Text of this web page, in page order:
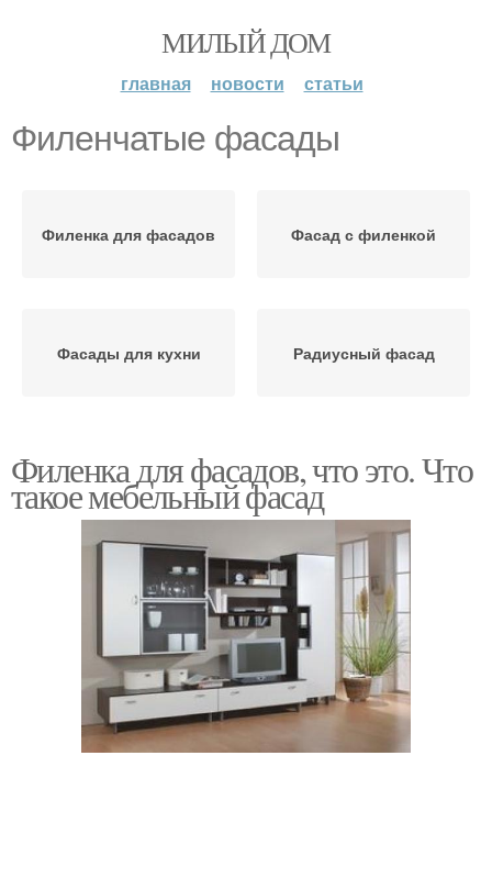
МИЛЫЙ ДОМ
главная новости статьи
Филенчатые фасады
Филенка для фасадов Фасад с филенкой
Фасады для кухни Радиусный фасад
Филенка для фасадов, что это. Что
такое мебельный фасад